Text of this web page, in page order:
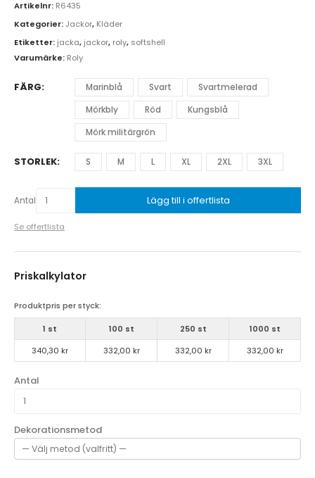
Artikelnr: R6435
Kategorier:Jackor, Kläder
Etiketter: jacka, jackor, roly, softshell
Varumärke: Roly
FÄRG Marinblå Svart
Svartmelerad
Mörkbly
Röd
Kungsblå
Mörk militärgrön
STORLEK S M L XL 2XL 3XL
Antal Lägg till i offertlista
Se offertlista
Priskalkylator
Produktpris per styck:
1 st 100 st 250 st
1000 st
340,30 kr
332,00 kr 332,00 kr 332,00 kr
Antal
Dekorationsmetod